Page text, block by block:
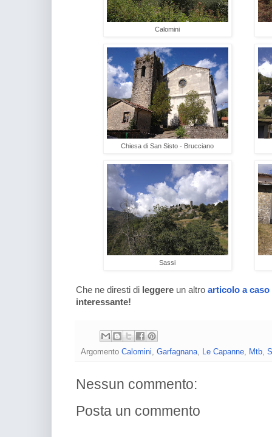
Calomini
Chiesa di San Sisto - Brucciano
Sassi
Che ne diresti di leggere un altro articolo a caso
interessante!
Argomento Calomini Garfagnana Le Capanne Mtb
Nessun commento:
Posta un commento